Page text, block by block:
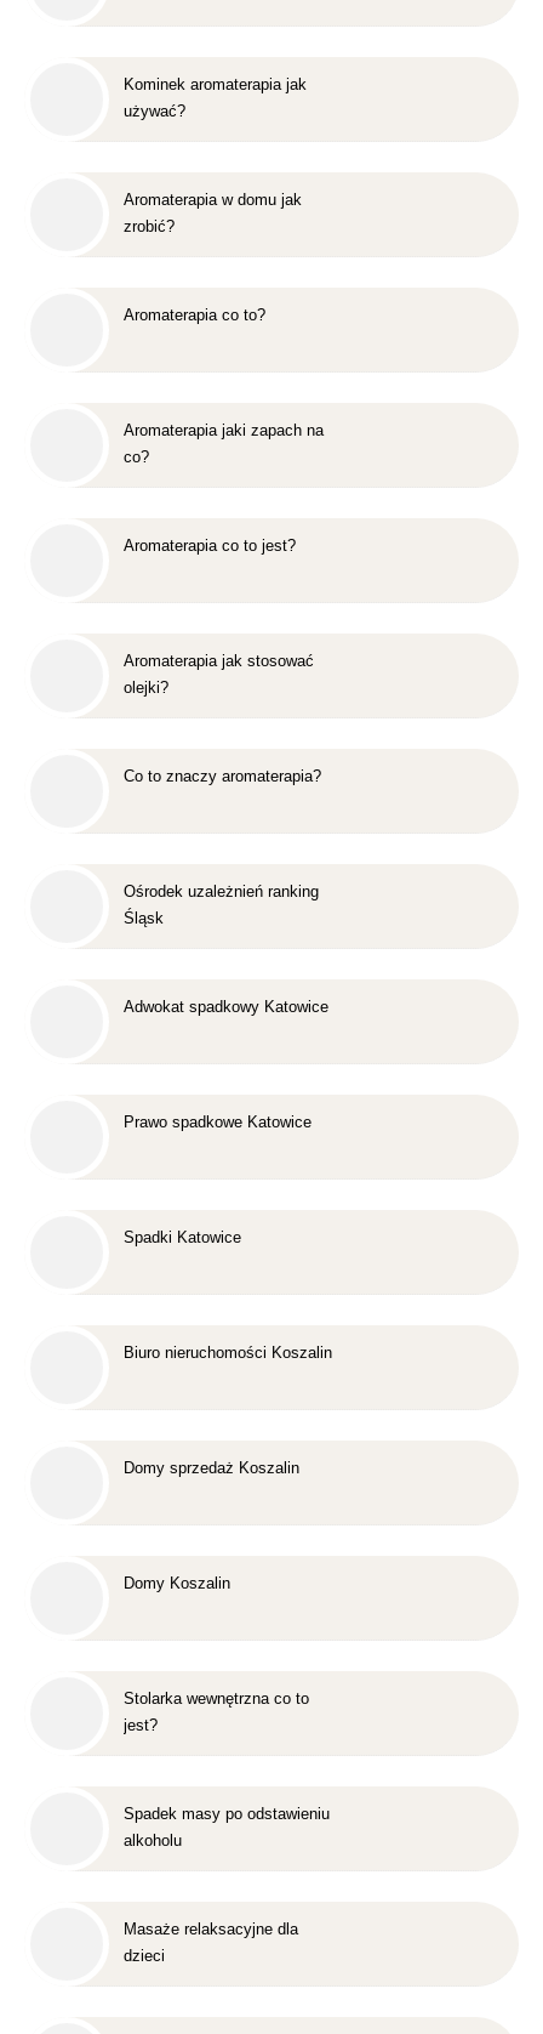
Kominek aromaterapia jak
używać?
Aromaterapia w domu jak
zrobić?
Aromaterapia co to?
Aromaterapia jaki zapach na
co?
Aromaterapia co to jest?
Aromaterapia jak stosować
olejki?
Co to znaczy aromaterapia?
Ośrodek uzależnień ranking
Śląsk
Adwokat spadkowy Katowice
Prawo spadkowe Katowice
Spadki Katowice
Biuro nieruchomości Koszalin
Domy sprzedaż Koszalin
Domy Koszalin
Stolarka wewnętrzna co to
jest?
Spadek masy po odstawieniu
alkoholu
Masaże relaksacyjne dla
dzieci